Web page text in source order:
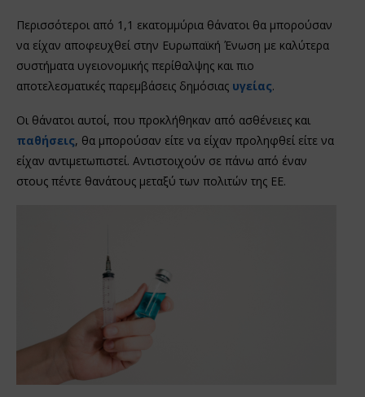
Περισσότεροι από 1,1 εκατομμύρια θάνατοι θα μπορούσαν
να είχαν αποφευχθεί στην Ευρωπαϊκή Ένωση με καλύτερα
συστήματα υγειονομικής περίθαλψης και πιο
αποτελεσματικές παρεμβάσεις δημόσιας υγείας.
Οι θάνατοι αυτοί, που προκλήθηκαν από ασθένειες και
παθήσεις, θα μπορούσαν είτε να είχαν προληφθεί είτε να
είχαν αντιμετωπιστεί. Αντιστοιχούν σε πάνω από έναν
στους πέντε θανάτους μεταξύ των πολιτών της ΕΕ.